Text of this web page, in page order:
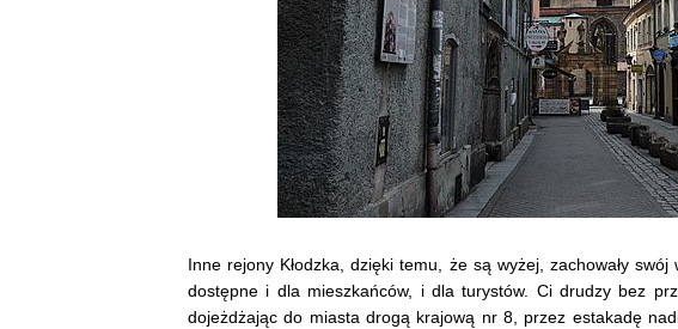
Inne rejony Kłodzka, dzięki temu, że są wyżej, zachowały
dostępne i dla mieszkańców, i dla turystów. Ci drudzy bez
dojeżdżając do miasta drogą krajową nr 8, przez estakadę